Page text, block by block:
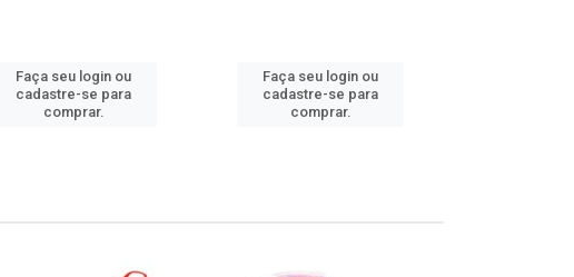
Faça seu login ou
cadastre-se para
comprar.
Faça seu login ou
cadastre-se para
comprar.